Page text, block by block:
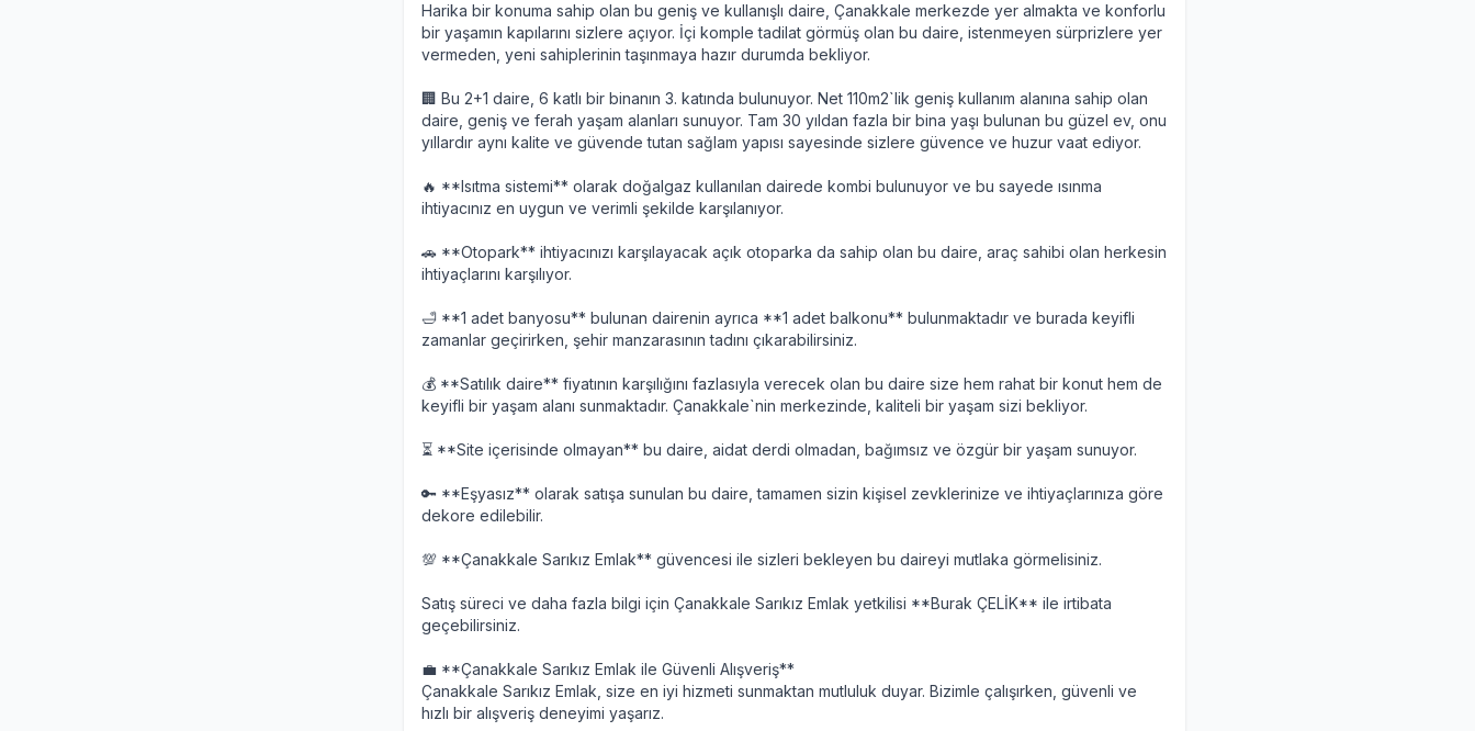
Harika bir konuma sahip olan bu geniş ve kullanışlı daire, Çanakkale merkezde yer almakta ve konforlu
bir yaşamın kapılarını sizlere açıyor. İçi komple tadilat görmüş olan bu daire, istenmeyen sürprizlere yer
vermeden, yeni sahiplerinin taşınmaya hazır durumda bekliyor.
🏢 Bu 2+1 daire, 6 katlı bir binanın 3. katında bulunuyor. Net 110m2`lik geniş kullanım alanına sahip olan
daire, geniş ve ferah yaşam alanları sunuyor. Tam 30 yıldan fazla bir bina yaşı bulunan bu güzel ev, onu
yıllardır aynı kalite ve güvende tutan sağlam yapısı sayesinde sizlere güvence ve huzur vaat ediyor.
🔥 **Isıtma sistemi** olarak doğalgaz kullanılan dairede kombi bulunuyor ve bu sayede ısınma
ihtiyacınız en uygun ve verimli şekilde karşılanıyor.
🚗 **Otopark** ihtiyacınızı karşılayacak açık otoparka da sahip olan bu daire, araç sahibi olan herkesin
ihtiyaçlarını karşılıyor.
🛁 **1 adet banyosu** bulunan dairenin ayrıca **1 adet balkonu** bulunmaktadır ve burada keyifli
zamanlar geçirirken, şehir manzarasının tadını çıkarabilirsiniz.
💰 **Satılık daire** fiyatının karşılığını fazlasıyla verecek olan bu daire size hem rahat bir konut hem de
keyifli bir yaşam alanı sunmaktadır. Çanakkale`nin merkezinde, kaliteli bir yaşam sizi bekliyor.
⏳ **Site içerisinde olmayan** bu daire, aidat derdi olmadan, bağımsız ve özgür bir yaşam sunuyor.
🔑 **Eşyasız** olarak satışa sunulan bu daire, tamamen sizin kişisel zevklerinize ve ihtiyaçlarınıza göre
dekore edilebilir.
💯 **Çanakkale Sarıkız Emlak** güvencesi ile sizleri bekleyen bu daireyi mutlaka görmelisiniz.
Satış süreci ve daha fazla bilgi için Çanakkale Sarıkız Emlak yetkilisi **Burak ÇELİK** ile irtibata
geçebilirsiniz.
💼 **Çanakkale Sarıkız Emlak ile Güvenli Alışveriş**
Çanakkale Sarıkız Emlak, size en iyi hizmeti sunmaktan mutluluk duyar. Bizimle çalışırken, güvenli ve
hızlı bir alışveriş deneyimi yaşarız.